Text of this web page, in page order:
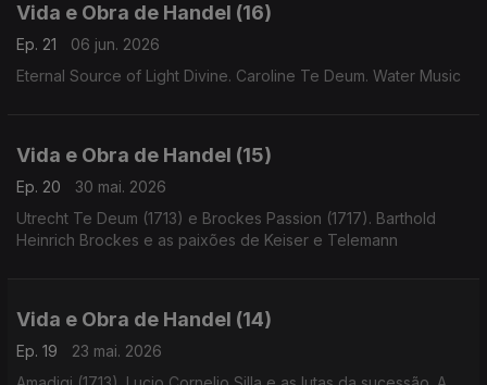
Vida e Obra de Handel (16)
Ep. 21
06 jun. 2026
Eternal Source of Light Divine. Caroline Te Deum. Water Music
Vida e Obra de Handel (15)
Ep. 20
30 mai. 2026
Utrecht Te Deum (1713) e Brockes Passion (1717). Barthold
Heinrich Brockes e as paixões de Keiser e Telemann
Vida e Obra de Handel (14)
Ep. 19
23 mai. 2026